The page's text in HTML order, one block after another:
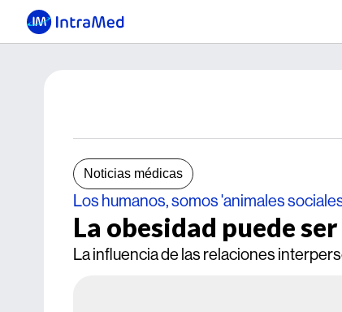
Noticias médicas
Los humanos, somos 'animales
La obesidad puede
La influencia de las relaciones